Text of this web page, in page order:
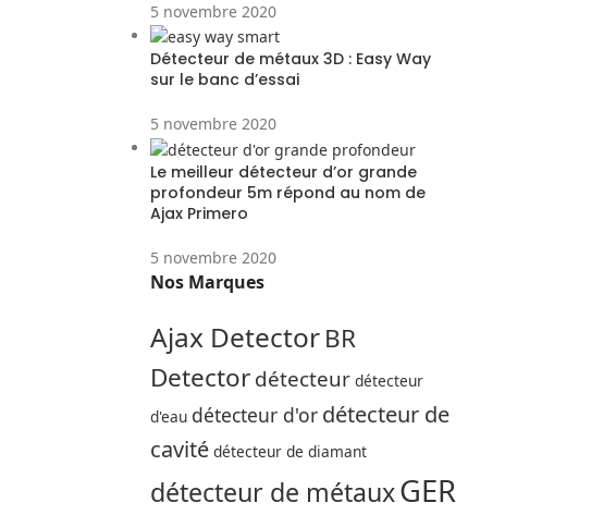
5 novembre 2020
Détecteur de métaux 3D : Easy Way
sur le banc d’essai
5 novembre 2020
Le meilleur détecteur d’or grande
profondeur 5m répond au nom de
Ajax Primero
5 novembre 2020
Nos Marques
Ajax DetectorBR
Detectordétecteur détecteur
d'eau détecteur d'or détecteur de
cavité détecteur de diamant
détecteur de métauxGER